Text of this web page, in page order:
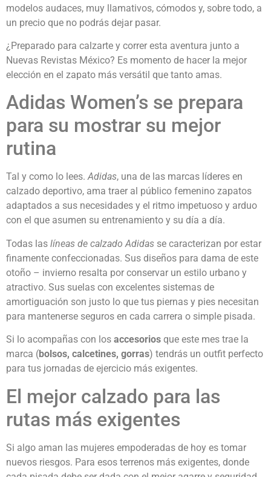
modelos audaces, muy llamativos, cómodos y, sobre todo, a
un precio que no podrás dejar pasar.
¿Preparado para calzarte y correr esta aventura junto a
Nuevas Revistas México? Es momento de hacer la mejor
elección en el zapato más versátil que tanto amas.
Adidas Women’s se prepara
para su mostrar su mejor
rutina
Tal y como lo lees.Adidas, una de las marcas líderes en
calzado deportivo, ama traer al público femenino zapatos
adaptados a sus necesidades y el ritmo impetuoso y arduo
con el que asumen su entrenamiento y su día a día.
Todas las líneas de calzado Adidas se caracterizan por estar
finamente confeccionadas. Sus diseños para dama de este
otoño – invierno resalta por conservar un estilo urbano y
atractivo. Sus suelas con excelentes sistemas de
amortiguación son justo lo que tus piernas y pies necesitan
para mantenerse seguros en cada carrera o simple pisada.
Si lo acompañas con los accesorios que este mes trae la
marca (bolsos, calcetines, gorras) tendrás un outfit perfecto
para tus jornadas de ejercicio más exigentes.
El mejor calzado para las
rutas más exigentes
Si algo aman las mujeres empoderadas de hoy es tomar
nuevos riesgos. Para esos terrenos más exigentes, donde